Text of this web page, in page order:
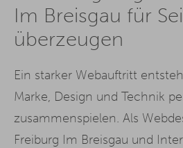
Im Breisgau für
überzeugen
Ein starker Webauftritt
Marke, Design und Technik
zusammenspielen. Als
Freiburg Im Breisgau und